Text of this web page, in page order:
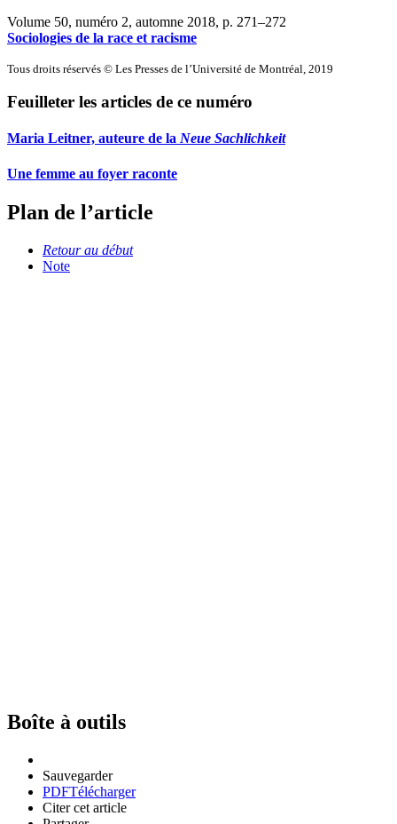
Volume 50, numéro 2, automne 2018, p. 271–272
Sociologies de la race et racisme
Tous droits réservés © Les Presses de l’Université de Montréal, 2019
Feuilleter les articles de ce numéro
Maria Leitner, auteure de la Neue Sachlichkeit
Une femme au foyer raconte
Plan de l’article
Retour au début
Note
Boîte à outils
Sauvegarder
PDFTélécharger
Citer cet article